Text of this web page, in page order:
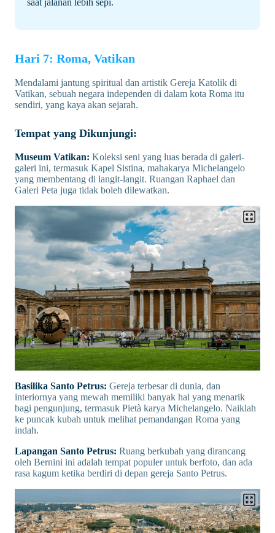
saat jalanan lebih sepi.
Hari 7: Roma, Vatikan
Mendalami jantung spiritual dan artistik Gereja Katolik di
Vatikan, sebuah negara independen di dalam kota Roma itu
sendiri, yang kaya akan sejarah.
Tempat yang Dikunjungi:
Museum Vatikan: Koleksi seni yang luas berada di galeri-
galeri ini, termasuk Kapel Sistina, mahakarya Michelangelo
yang membentang di langit-langit. Ruangan Raphael dan
Galeri Peta juga tidak boleh dilewatkan.
Basilika Santo Petrus: Gereja terbesar di dunia, dan
interiornya yang mewah memiliki banyak hal yang menarik
bagi pengunjung, termasuk Pietà karya Michelangelo. Naiklah
ke puncak kubah untuk melihat pemandangan Roma yang
indah.
Lapangan Santo Petrus: Ruang berkubah yang dirancang
oleh Bernini ini adalah tempat populer untuk berfoto, dan ada
rasa kagum ketika berdiri di depan gereja Santo Petrus.